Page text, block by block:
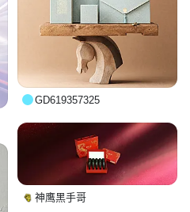
GD619357325
神鹰黑手哥